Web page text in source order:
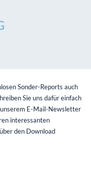
Sonder-Reports auch
Sie uns dafür einfach
E-Mail-Newsletter
interessanten
den Download